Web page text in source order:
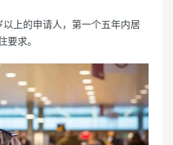
上的申请人，第一个五年内居
要求。